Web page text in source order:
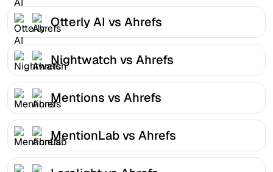
Otterly AI vs Ahrefs
Nightwatch vs Ahrefs
Mentions vs Ahrefs
MentionLab vs Ahrefs